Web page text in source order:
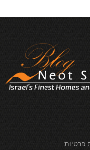
פרטיות